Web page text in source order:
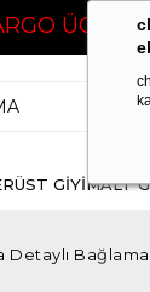
❤
ÜST GİYİMALT
Detaylı